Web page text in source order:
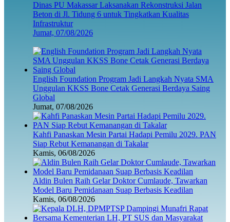
Dinas PU Makassar Laksanakan Rekonstruksi Jalan
Beton di Jl. Tidung 6 untuk Tingkatkan Kualitas
Infrastruktur
Jumat, 07/08/2026
English Foundation Program Jadi Langkah Nyata SMA
Unggulan KKSS Bone Cetak Generasi Berdaya Saing
Global
Jumat, 07/08/2026
Kahfi Panaskan Mesin Partai Hadapi Pemilu 2029. PAN
Siap Rebut Kemanangan di Takalar
Kamis, 06/08/2026
Aldin Bulen Raih Gelar Doktor Cumlaude, Tawarkan
Model Baru Pemidanaan Suap Berbasis Keadilan
Kamis, 06/08/2026